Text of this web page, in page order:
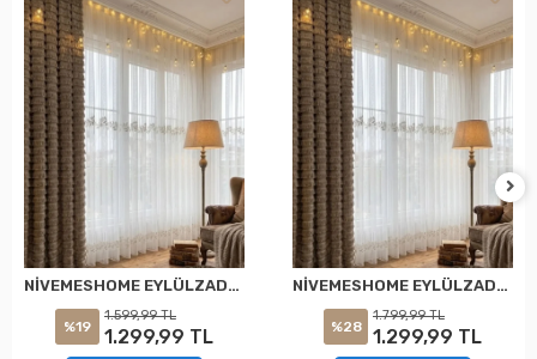
NİVEMESHOME EYLÜLZADE GOLD DETAY 1/2,5 PİLELİ TÜL PERDE APM
%19
1.599,99 TL
1.299,99 TL
NİVEMESHOME EYLÜLZADE GOLD DETAY 1/3 PİLELİ TÜL PERDE APM
%28
1.799,99 TL
1.299,99 TL